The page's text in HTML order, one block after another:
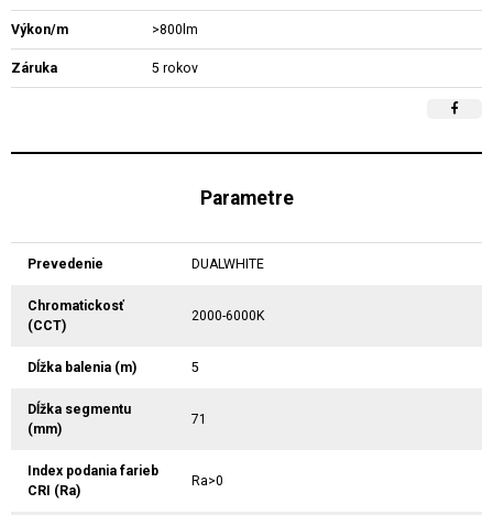
Výkon/m >800lm
Záruka 5 rokov
Parametre
Prevedenie DUALWHITE
Chromatickosť
(CCT)
2000-6000K
Dĺžka balenia (m) 5
Dĺžka segmentu
(mm)
71
Index podania farieb
CRI (Ra)
Ra>0